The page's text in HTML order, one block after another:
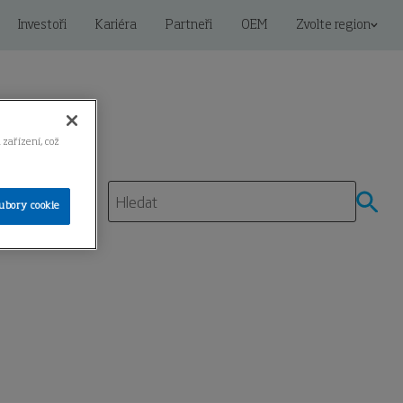
Investoři Kariéra Partneři OEM Zvolte region
zařízení, což
cookie